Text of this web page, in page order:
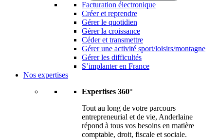
Facturation électronique
Créer et reprendre
Gérer le quotidien
Gérer la croissance
Céder et transmettre
Gérer une activité sport/loisirs/montagne
Gérer les difficultés
S’implanter en France
Nos expertises
Expertises 360°
Tout au long de votre parcours
entrepreneurial et de vie, Anderlaine
répond à tous vos besoins en matière
comptable, droit, fiscale et sociale.